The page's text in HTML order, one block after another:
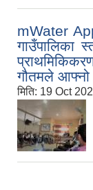
mWater
गाउँपालिका
गौतमले आफ्नो
मिति: 19 Oct